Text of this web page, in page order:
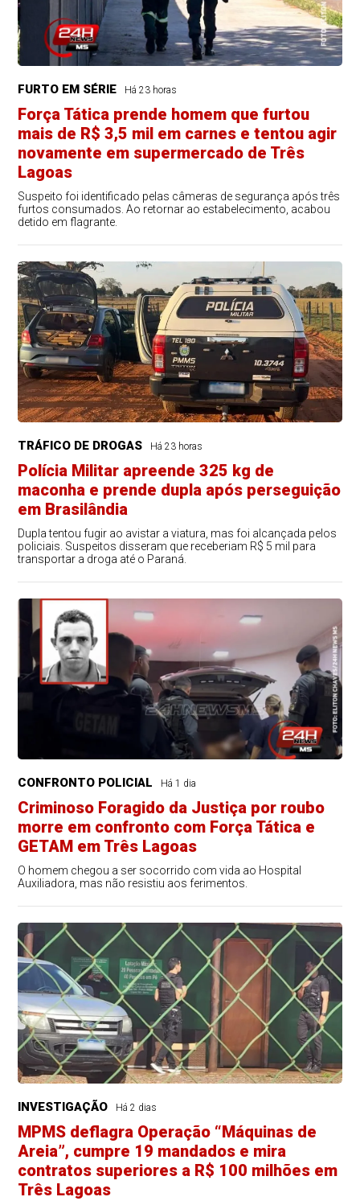
FURTO EM SÉRIE Há 23 horas
Força Tática prende homem que furtou
mais de R$ 3,5 mil em carnes e tentou agir
novamente em supermercado de Três
Lagoas
Suspeito foi identificado pelas câmeras de segurança após três
furtos consumados. Ao retornar ao estabelecimento, acabou
detido em flagrante.
TRÁFICO DE DROGAS Há 23 horas
Polícia Militar apreende 325 kg de
maconha e prende dupla após perseguição
em Brasilândia
Dupla tentou fugir ao avistar a viatura, mas foi alcançada pelos
policiais. Suspeitos disseram que receberiam R$ 5 mil para
transportar a droga até o Paraná.
CONFRONTO POLICIAL Há 1 dia
Criminoso Foragido da Justiça por roubo
morre em confronto com Força Tática e
GETAM em Três Lagoas
O homem chegou a ser socorrido com vida ao Hospital
Auxiliadora, mas não resistiu aos ferimentos.
INVESTIGAÇÃO Há 2 dias
MPMS deflagra Operação “Máquinas de
Areia”, cumpre 19 mandados e mira
contratos superiores a R$ 100 milhões em
Três Lagoas